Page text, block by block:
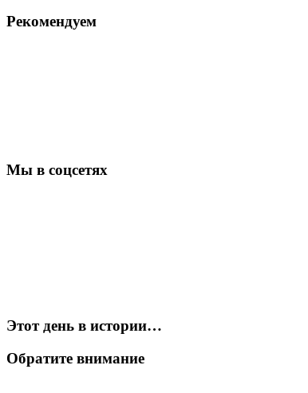
Рекомендуем
Мы в соцсетях
Этот день в истории…
Обратите внимание